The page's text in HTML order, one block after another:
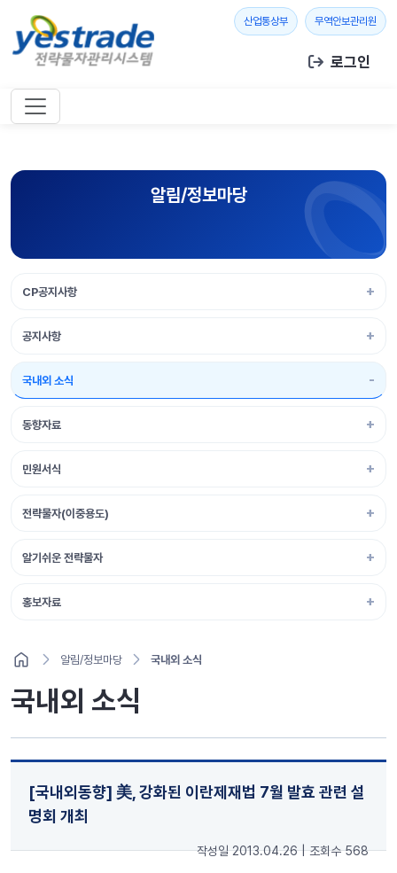
산업통상부새 창 열기무역안보관리원 새
로그인
알림/정보마당
CP공지사항
공지사항
국내외 소식
동향자료
민원서식
전략물자(이중용도)
알기쉬운 전략물자
홍보자료
알림/정보마당 국내외 소식
국내외 소식
[국내외동향] 美, 강화된 이란제재법 7월 발효 관련 설
명회 개최
작성일 2013.04.26 | 조회수 568